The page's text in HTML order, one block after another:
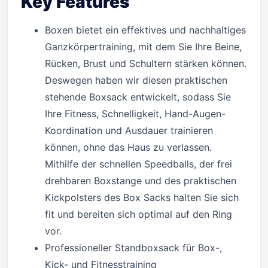
Boxen bietet ein effektives und nachhaltiges
Ganzkörpertraining, mit dem Sie Ihre Beine,
Rücken, Brust und Schultern stärken können.
Deswegen haben wir diesen praktischen
stehende Boxsack entwickelt, sodass Sie
Ihre Fitness, Schnelligkeit, Hand-Augen-
Koordination und Ausdauer trainieren
können, ohne das Haus zu verlassen.
Mithilfe der schnellen Speedballs, der frei
drehbaren Boxstange und des praktischen
Kickpolsters des Box Sacks halten Sie sich
fit und bereiten sich optimal auf den Ring
vor.
Professioneller Standboxsack für Box-,
Kick- und Fitnesstraining